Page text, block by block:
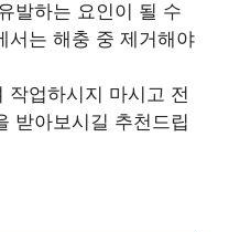
발하는 요인이 될 수
서는 해충 중 제거해야
작업하시지 마시고 전
받아보시길 추천드립